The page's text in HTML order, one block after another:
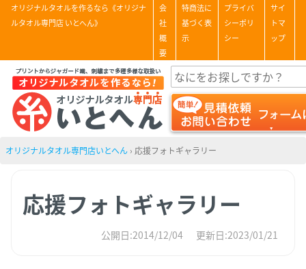
オリジナルタオルを作るなら《オリジナ
ルタオル専門店 いとへん》
会
社
概
要
特商法に
基づく表
示
プライバ
シーポリ
シー
サイ
トマ
ップ
オリジナルタオル専門店いとへん › 応援フォトギャラリー
応援フォトギャラリー
公開日:2014/12/04 更新日:2023/01/21